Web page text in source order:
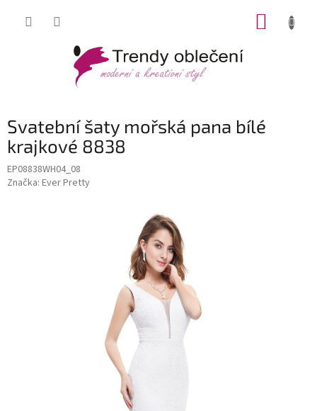
Svatební šaty mořská pana bílé
krajkové 8838
EP08838WH04_08
Značka: Ever Pretty